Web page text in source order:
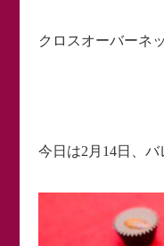
クロスオーバーネ
今日は2月14日、バ